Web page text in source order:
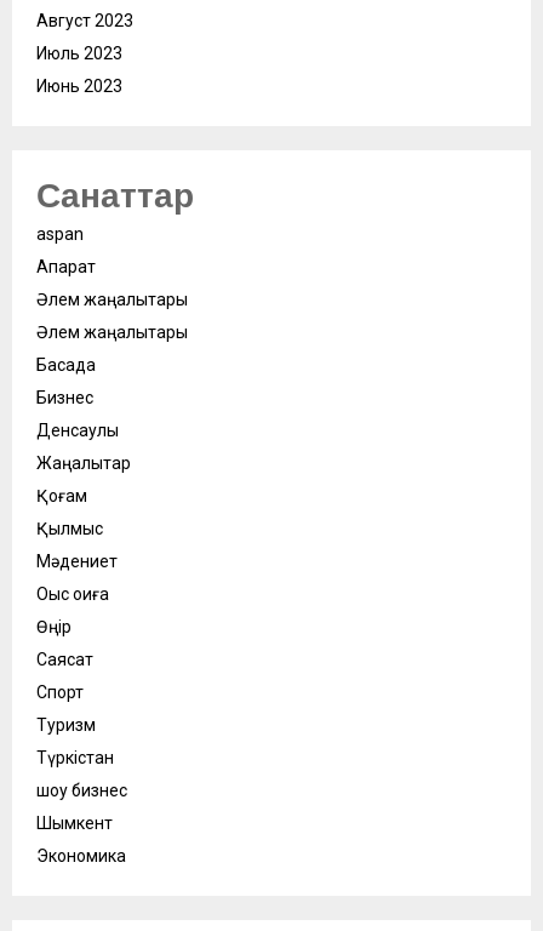
Август 2023
Июль 2023
Июнь 2023
Санаттар
aspan
Ақпарат
Әлем жаңалықтары
Әлем жаңалықтары
Басқада
Бизнес
Денсаулық
Жаңалықтар
Қоғам
Қылмыс
Мәдениет
Оқыс оқиға
Өңір
Саясат
Спорт
Туризм
Түркістан
шоу бизнес
Шымкент
Экономика